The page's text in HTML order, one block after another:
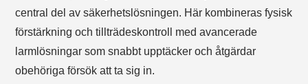
central del av säkerhetslösningen. Här kombineras fysisk
förstärkning och tillträdeskontroll med avancerade
larmlösningar som snabbt upptäcker och åtgärdar
obehöriga försök att ta sig in.